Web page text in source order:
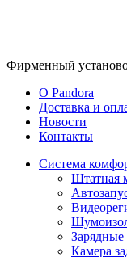
Фирменный
O Pandora
Доставка и
Новости
Контакты
Система
Штатная
Зарядные
Камера